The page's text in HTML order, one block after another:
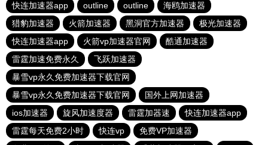
快连加速器app
outline outline
海鸥加速器
猎豹加速器
火箭加速器 黑洞官方加速器
极光加速器
快连加速器app
火箭vp加速器官网
酷通加速器
雷霆加速免费永久
飞跃加速器
暴雪vp永久免费加速器下载官网
暴雪vp永久免费加速器下载官网
国外上网加速器
ios加速器
旋风加速度器 雷霆加器速
快连加速器app
雷霆每天免费2小时
快连vp
免费VP加速器